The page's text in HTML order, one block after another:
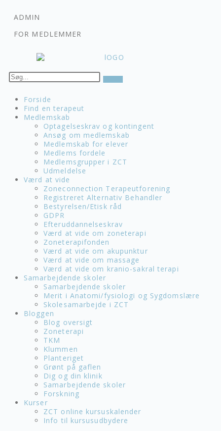
ADMIN
FOR MEDLEMMER
Forside
Find en terapeut
Medlemskab
Optagelseskrav og kontingent
Ansøg om medlemskab
Medlemskab for elever
Medlems fordele
Medlemsgrupper i ZCT
Udmeldelse
Værd at vide
Zoneconnection Terapeutforening
Registreret Alternativ Behandler
Bestyrelsen/Etisk råd
GDPR
Efteruddannelseskrav
Værd at vide om zoneterapi
Zoneterapifonden
Værd at vide om akupunktur
Værd at vide om massage
Værd at vide om kranio-sakral terapi
Samarbejdende skoler
Samarbejdende skoler
Merit i Anatomi/fysiologi og Sygdomslære
Skolesamarbejde i ZCT
Bloggen
Blog oversigt
Zoneterapi
TKM
Klummen
Planteriget
Grønt på gaflen
Dig og din klinik
Samarbejdende skoler
Forskning
Kurser
ZCT online kursuskalender
Info til kursusudbydere